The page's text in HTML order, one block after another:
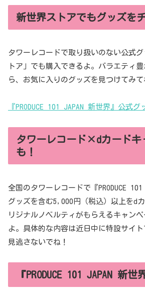
新世界ストアでもグッズを
タワーレコードで取り扱いのない公式
トア」でも購入できるよ。バラエティ
ら、お気に入りのグッズを見つけてみて
『PRODUCE 101 JAPAN 新世界』公式グ
タワーレコード×dカードキ
も！
全国のタワーレコードで『PRODUCE
グッズを含む5,000円（税込）以上をd
リジナルノベルティがもらえるキャン
よ。具体的な内容は近日中に特設サイト
見逃さないでね！
『PRODUCE 101 JAPAN 新世